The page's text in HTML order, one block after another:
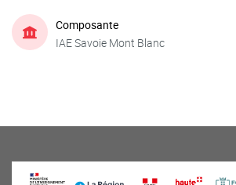
Composante
IAE Savoie Mont Blanc